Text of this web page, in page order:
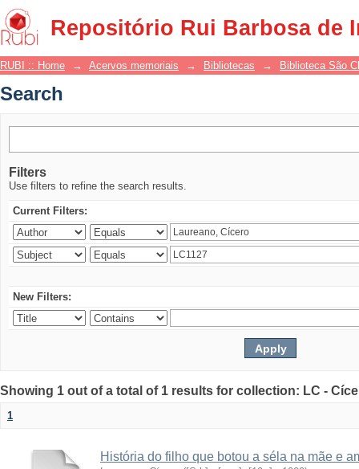
Repositório Rui Barbosa de
Search
RUBI :: Home → Acervos memoriais → Bibliotecas → Biblioteca São
Search
Filters
Use filters to refine the search results.
Current Filters:
New Filters:
Showing 1 out of a total of 1 results for collection: LC -
1
História do filho que botou a séla na mãe e